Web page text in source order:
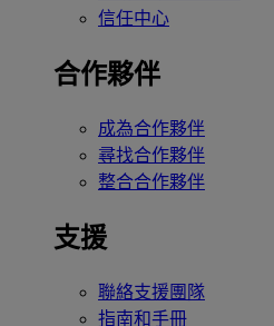
信任中心
合作夥伴
成為合作夥伴
尋找合作夥伴
整合合作夥伴
支援
聯絡支援團隊
指南和手冊